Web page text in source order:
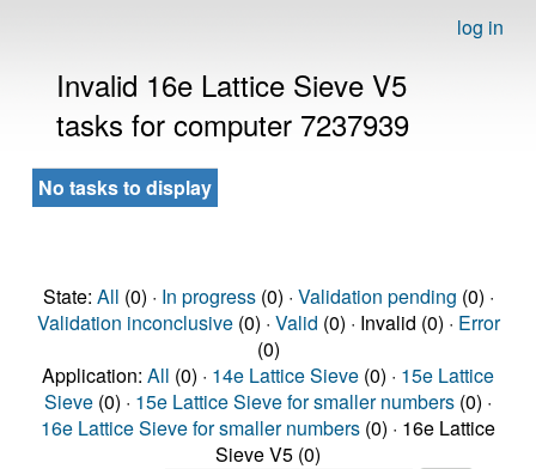
log in
Invalid 16e Lattice Sieve V5
tasks for computer 7237939
No tasks to display
State: All (0) · In progress(0) · Validation pending (0) ·
Validation inconclusive(0) · Valid (0) · Invalid (0) · Error
(0)
Application: All (0) · 14e Lattice Sieve (0) · 15e Lattice
Sieve (0) · 15e Lattice Sieve for smaller numbers (0) ·
16e Lattice Sieve for smaller numbers (0) · 16e Lattice
Sieve V5 (0)